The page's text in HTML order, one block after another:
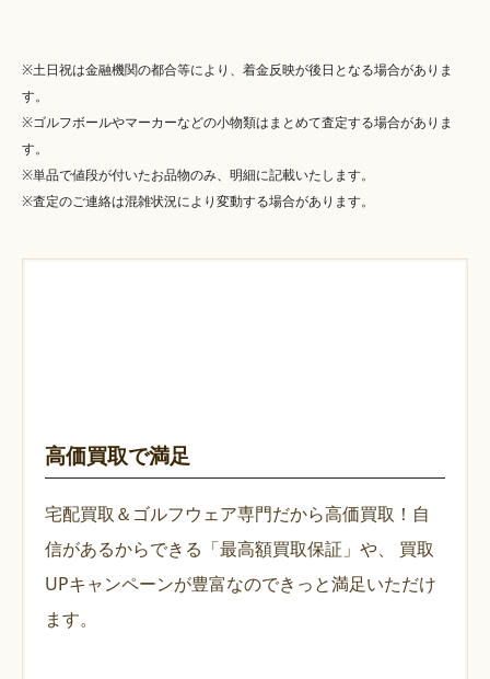
※土日祝は金融機関の都合等により、着金反映が後日となる場合がありま
す。
※ゴルフボールやマーカーなどの小物類はまとめて査定する場合がありま
す。
※単品で値段が付いたお品物のみ、明細に記載いたします。
※査定のご連絡は混雑状況により変動する場合があります。
高価買取で満足
宅配買取＆ゴルフウェア専門だから高価買取！自
信があるからできる「最高額買取保証」や、
買取
UPキャンペーンが豊富なのできっと満足いただけ
ます。